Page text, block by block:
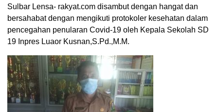
Sulbar Lensa- rakyat.com disambut dengan hangat dan
bersahabat dengan mengikuti protokoler kesehatan dalam
pencegahan penularan Covid-19 oleh Kepala Sekolah SD
19 Inpres Luaor Kusnan,S.Pd.,M.M.